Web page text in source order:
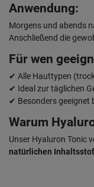
Anwendung:
Morgens und abends
Anschließend die
Für wen
✔ Alle Hauttypen
✔ Ideal zur täglichen
✔ Besonders geeignet
Warum
Unser Hyaluron Tonic
natürlichen